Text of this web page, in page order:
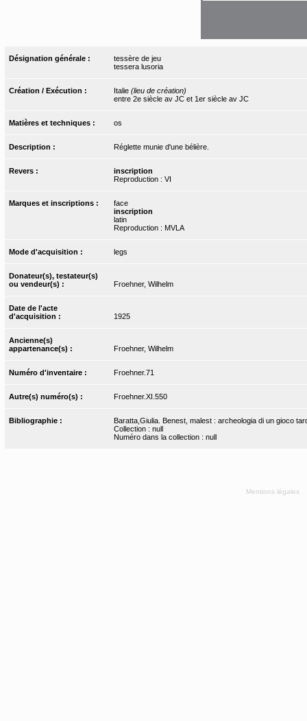
Désignation générale :
tessère de jeu
tessera lusoria
Création / Exécution : Italie (lieu de création)
entre 2e siècle av JC et 1er siècle av JC
Matières et techniques : os
Description : Réglette munie d'une bélière.
Revers :
inscription
Reproduction : VI
Marques et inscriptions :
face
inscription
latin
Reproduction : MVLA
Mode d'acquisition : legs
Donateur(s), testateur(s)
ou vendeur(s) :
Froehner, Wilhelm
Date de l'acte
d'acquisition :
1925
Ancienne(s)
appartenance(s) :
Froehner, Wilhelm
Numéro d'inventaire : Froehner.71
Autre(s) numéro(s) : Froehner.XI.550
Bibliographie :
Baratta,Giulia. Benest, malest : archeologia di un gioco
Collection : null
Numéro dans la collection : null
Mentions légales